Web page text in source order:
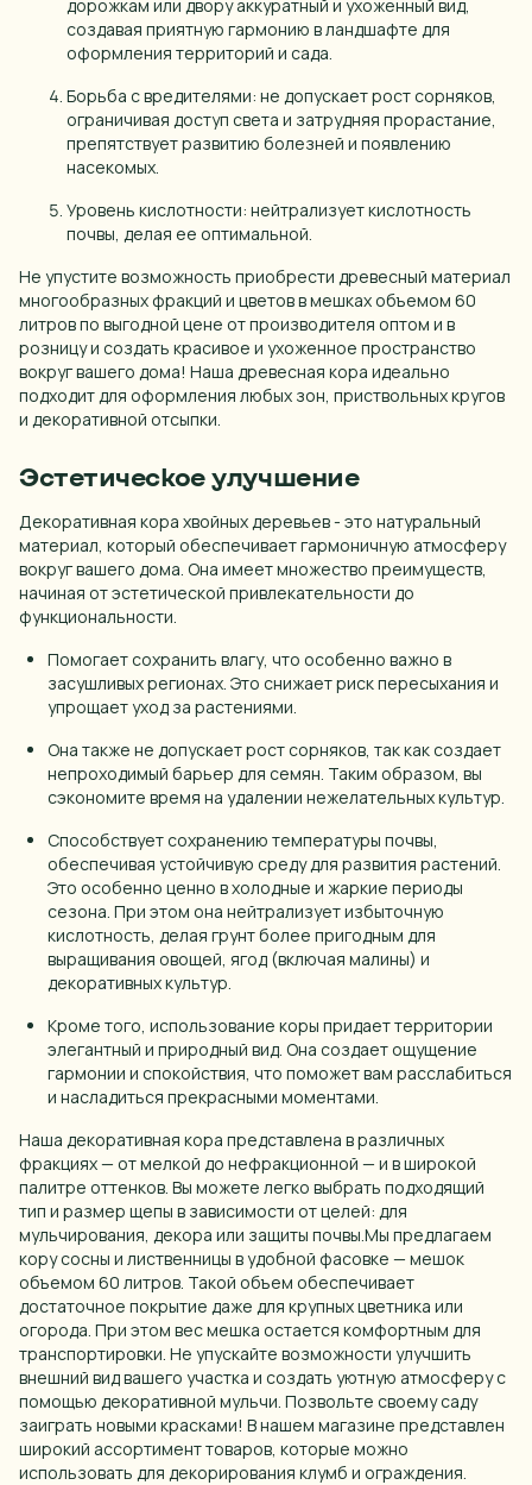
дорожкам или двору аккуратный и ухоженный вид,
создавая приятную гармонию в ландшафте для
оформления территорий и сада.
Борьба с вредителями: не допускает рост сорняков,
ограничивая доступ света и затрудняя прорастание,
препятствует развитию болезней и появлению
насекомых.
Уровень кислотности: нейтрализует кислотность
почвы, делая ее оптимальной.
Не упустите возможность приобрести древесный материал
многообразных фракций и цветов в мешках объемом 60
литров по выгодной цене от производителя оптом и в
розницу и создать красивое и ухоженное пространство
вокруг вашего дома! Наша древесная кора идеально
подходит для оформления любых зон, приствольных кругов
и декоративной отсыпки.
Эстетическое улучшение
Декоративная кора хвойных деревьев - это натуральный
материал, который обеспечивает гармоничную атмосферу
вокруг вашего дома. Она имеет множество преимуществ,
начиная от эстетической привлекательности до
функциональности.
Помогает сохранить влагу, что особенно важно в
засушливых регионах. Это снижает риск пересыхания и
упрощает уход за растениями.
Она также не допускает рост сорняков, так как создает
непроходимый барьер для семян. Таким образом, вы
сэкономите время на удалении нежелательных культур.
Способствует сохранению температуры почвы,
обеспечивая устойчивую среду для развития растений.
Это особенно ценно в холодные и жаркие периоды
сезона. При этом она нейтрализует избыточную
кислотность, делая грунт более пригодным для
выращивания овощей, ягод (включая малины) и
декоративных культур.
Кроме того, использование коры придает территории
элегантный и природный вид. Она создает ощущение
гармонии и спокойствия, что поможет вам расслабиться
и насладиться прекрасными моментами.
Наша декоративная кора представлена в различных
фракциях — от мелкой до нефракционной — и в широкой
палитре оттенков. Вы можете легко выбрать подходящий
тип и размер щепы в зависимости от целей: для
мульчирования, декора или защиты почвы.Мы предлагаем
кору сосны и лиственницы в удобной фасовке — мешок
объемом 60 литров. Такой объем обеспечивает
достаточное покрытие даже для крупных цветника или
огорода. При этом вес мешка остается комфортным для
транспортировки. Не упускайте возможности улучшить
внешний вид вашего участка и создать уютную атмосферу с
помощью декоративной мульчи. Позвольте своему саду
заиграть новыми красками! В нашем магазине представлен
широкий ассортимент товаров, которые можно
использовать для декорирования клумб и ограждения.
Омск
Орел
Пенза
Пермь
Ростов-на-Дону
Рязань
Самара
Санкт-Петербург
Саранск
Сочи
Ставрополь
Старый Оскол
Стерлитамак
Тверь
Тольятти
Тула
Тюмень
Ульяновск
Уфа
Хабаровск
Чебоксары
Челябинск
Череповец
Ярославль